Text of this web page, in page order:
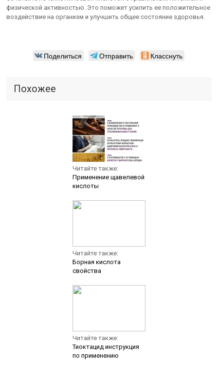
физической активностью. Это поможет усилить ее положительное
воздействие на организм и улучшить общее состояние здоровья.
Поделиться Отправить Класснуть
Похожее
Читайте также:
Применение щавелевой
кислоты
Читайте также:
Борная кислота
свойства
Читайте также:
Тиоктацид инструкция
по применению